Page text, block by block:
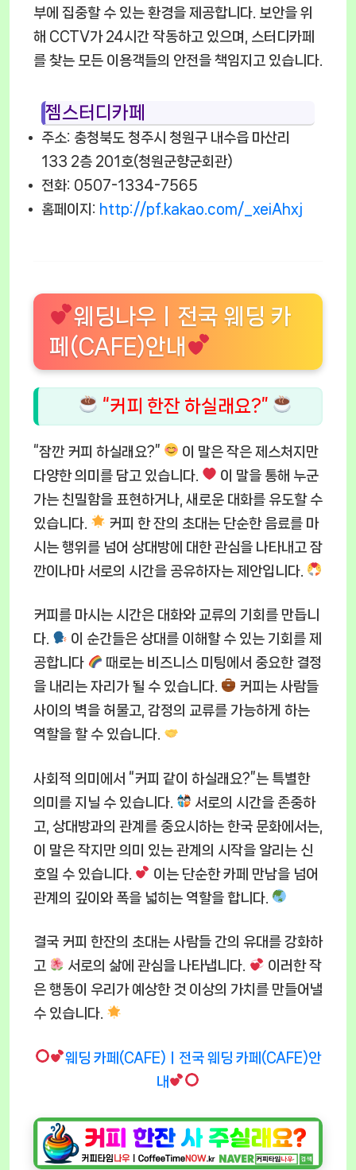
부에 집중할 수 있는 환경을 제공합니다. 보안을 위
해 CCTV가 24시간 작동하고 있으며, 스터디카페
를 찾는 모든 이용객들의 안전을 책임지고 있습니다.
젬스터디카페
주소: 충청북도 청주시 청원구 내수읍 마산리
133 2층 201호(청원군향군회관)
전화: 0507-1334-7565
홈페이지: http://pf.kakao.com/_xeiAhxj
웨딩나우ㅣ전국 웨딩 카
페(CAFE)안내
“커피 한잔 하실래요?”
“잠깐 커피 하실래요?”
이 말은 작은 제스처지만
다양한 의미를 담고 있습니다.
이 말을 통해 누군
가는 친밀함을 표현하거나, 새로운 대화를 유도할 수
있습니다.
커피 한 잔의 초대는 단순한 음료를 마
시는 행위를 넘어 상대방에 대한 관심을 나타내고 잠
깐이나마 서로의 시간을 공유하자는 제안입니다.
커피를 마시는 시간은 대화와 교류의 기회를 만듭니
다.
이 순간들은 상대를 이해할 수 있는 기회를 제
공합니다
때로는 비즈니스 미팅에서 중요한 결정
을 내리는 자리가 될 수 있습니다.
커피는 사람들
사이의 벽을 허물고, 감정의 교류를 가능하게 하는
역할을 할 수 있습니다.
사회적 의미에서 “커피 같이 하실래요?”는 특별한
의미를 지닐 수 있습니다.
서로의 시간을 존중하
고, 상대방과의 관계를 중요시하는 한국 문화에서는,
이 말은 작지만 의미 있는 관계의 시작을 알리는 신
호일 수 있습니다.
이는 단순한 카페 만남을 넘어
관계의 깊이와 폭을 넓히는 역할을 합니다.
결국 커피 한잔의 초대는 사람들 간의 유대를 강화하
고
서로의 삶에 관심을 나타냅니다.
이러한 작
은 행동이 우리가 예상한 것 이상의 가치를 만들어낼
수 있습니다.
웨딩 카페(CAFE)ㅣ전국 웨딩 카페(CAFE)안
내